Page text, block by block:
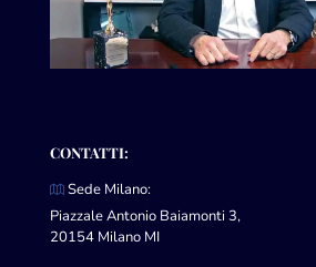
CONTATTI:
Sede Milano:
Piazzale Antonio Baiamonti 3,
20154 Milano MI